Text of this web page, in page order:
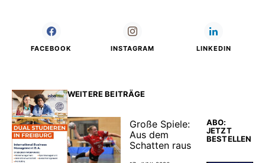
FACEBOOK INSTAGRAM LINKEDIN
WEITERE BEITRÄGE
Große Spiele:
Aus dem
Schatten raus
ABO:
JETZT
BESTELLEN